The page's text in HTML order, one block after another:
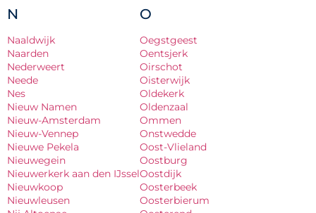
N
Naaldwijk
Naarden
Nederweert
Neede
Nes
Nieuw Namen
Nieuw-Amsterdam
Nieuw-Vennep
Nieuwe Pekela
Nieuwegein
Nieuwerkerk aan den IJssel
Nieuwkoop
Nieuwleusen
O
Oegstgeest
Oentsjerk
Oirschot
Oisterwijk
Oldekerk
Oldenzaal
Ommen
Onstwedde
Oost-Vlieland
Oostburg
Oostdijk
Oosterbeek
Oosterbierum